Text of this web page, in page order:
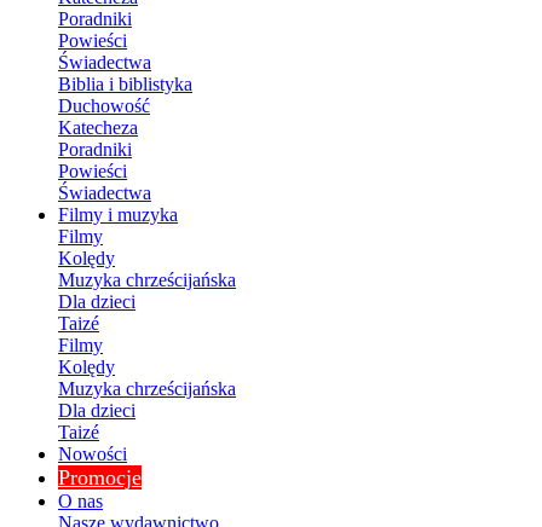
Poradniki
Powieści
Świadectwa
Biblia i biblistyka
Duchowość
Katecheza
Poradniki
Powieści
Świadectwa
Filmy i muzyka
Filmy
Kolędy
Muzyka chrześcijańska
Dla dzieci
Taizé
Filmy
Kolędy
Muzyka chrześcijańska
Dla dzieci
Taizé
Nowości
Promocje
O nas
Nasze wydawnictwo